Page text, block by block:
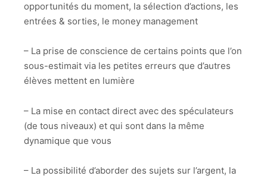
opportunités du moment, la sélection d’actions, les
entrées & sorties, le money management
– La prise de conscience de certains points que l’on
sous-estimait via les petites erreurs que d’autres
élèves mettent en lumière
– La mise en contact direct avec des spéculateurs
(de tous niveaux) et qui sont dans la même
dynamique que vous
– La possibilité d’aborder des sujets sur l’argent, la